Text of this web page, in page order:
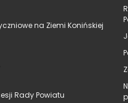
na Ziemi Konińskiej
Rady Powiatu